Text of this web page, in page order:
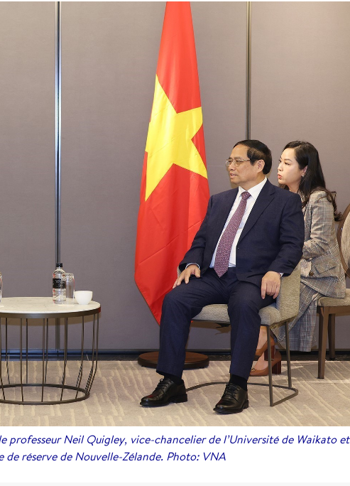
professeur Neil Quigley, vice-chancelier de l’Université de Waikato et
de réserve de Nouvelle-Zélande. Photo: VNA